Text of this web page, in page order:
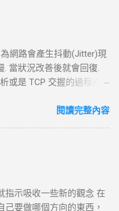
網路會產生抖動(Jitter)現
. 當狀況改善後就會回復.
或是 TCP 交握的過程產
標 ：解析主機名 (如
。 結果 ：若查詢成功，
查詢失敗， curl 則返回
Way Handshake) 目
應 SYN-ACK ，然後 curl
閱讀完整內容
指示吸收一些新的觀念 在
要做哪個方向的東西，